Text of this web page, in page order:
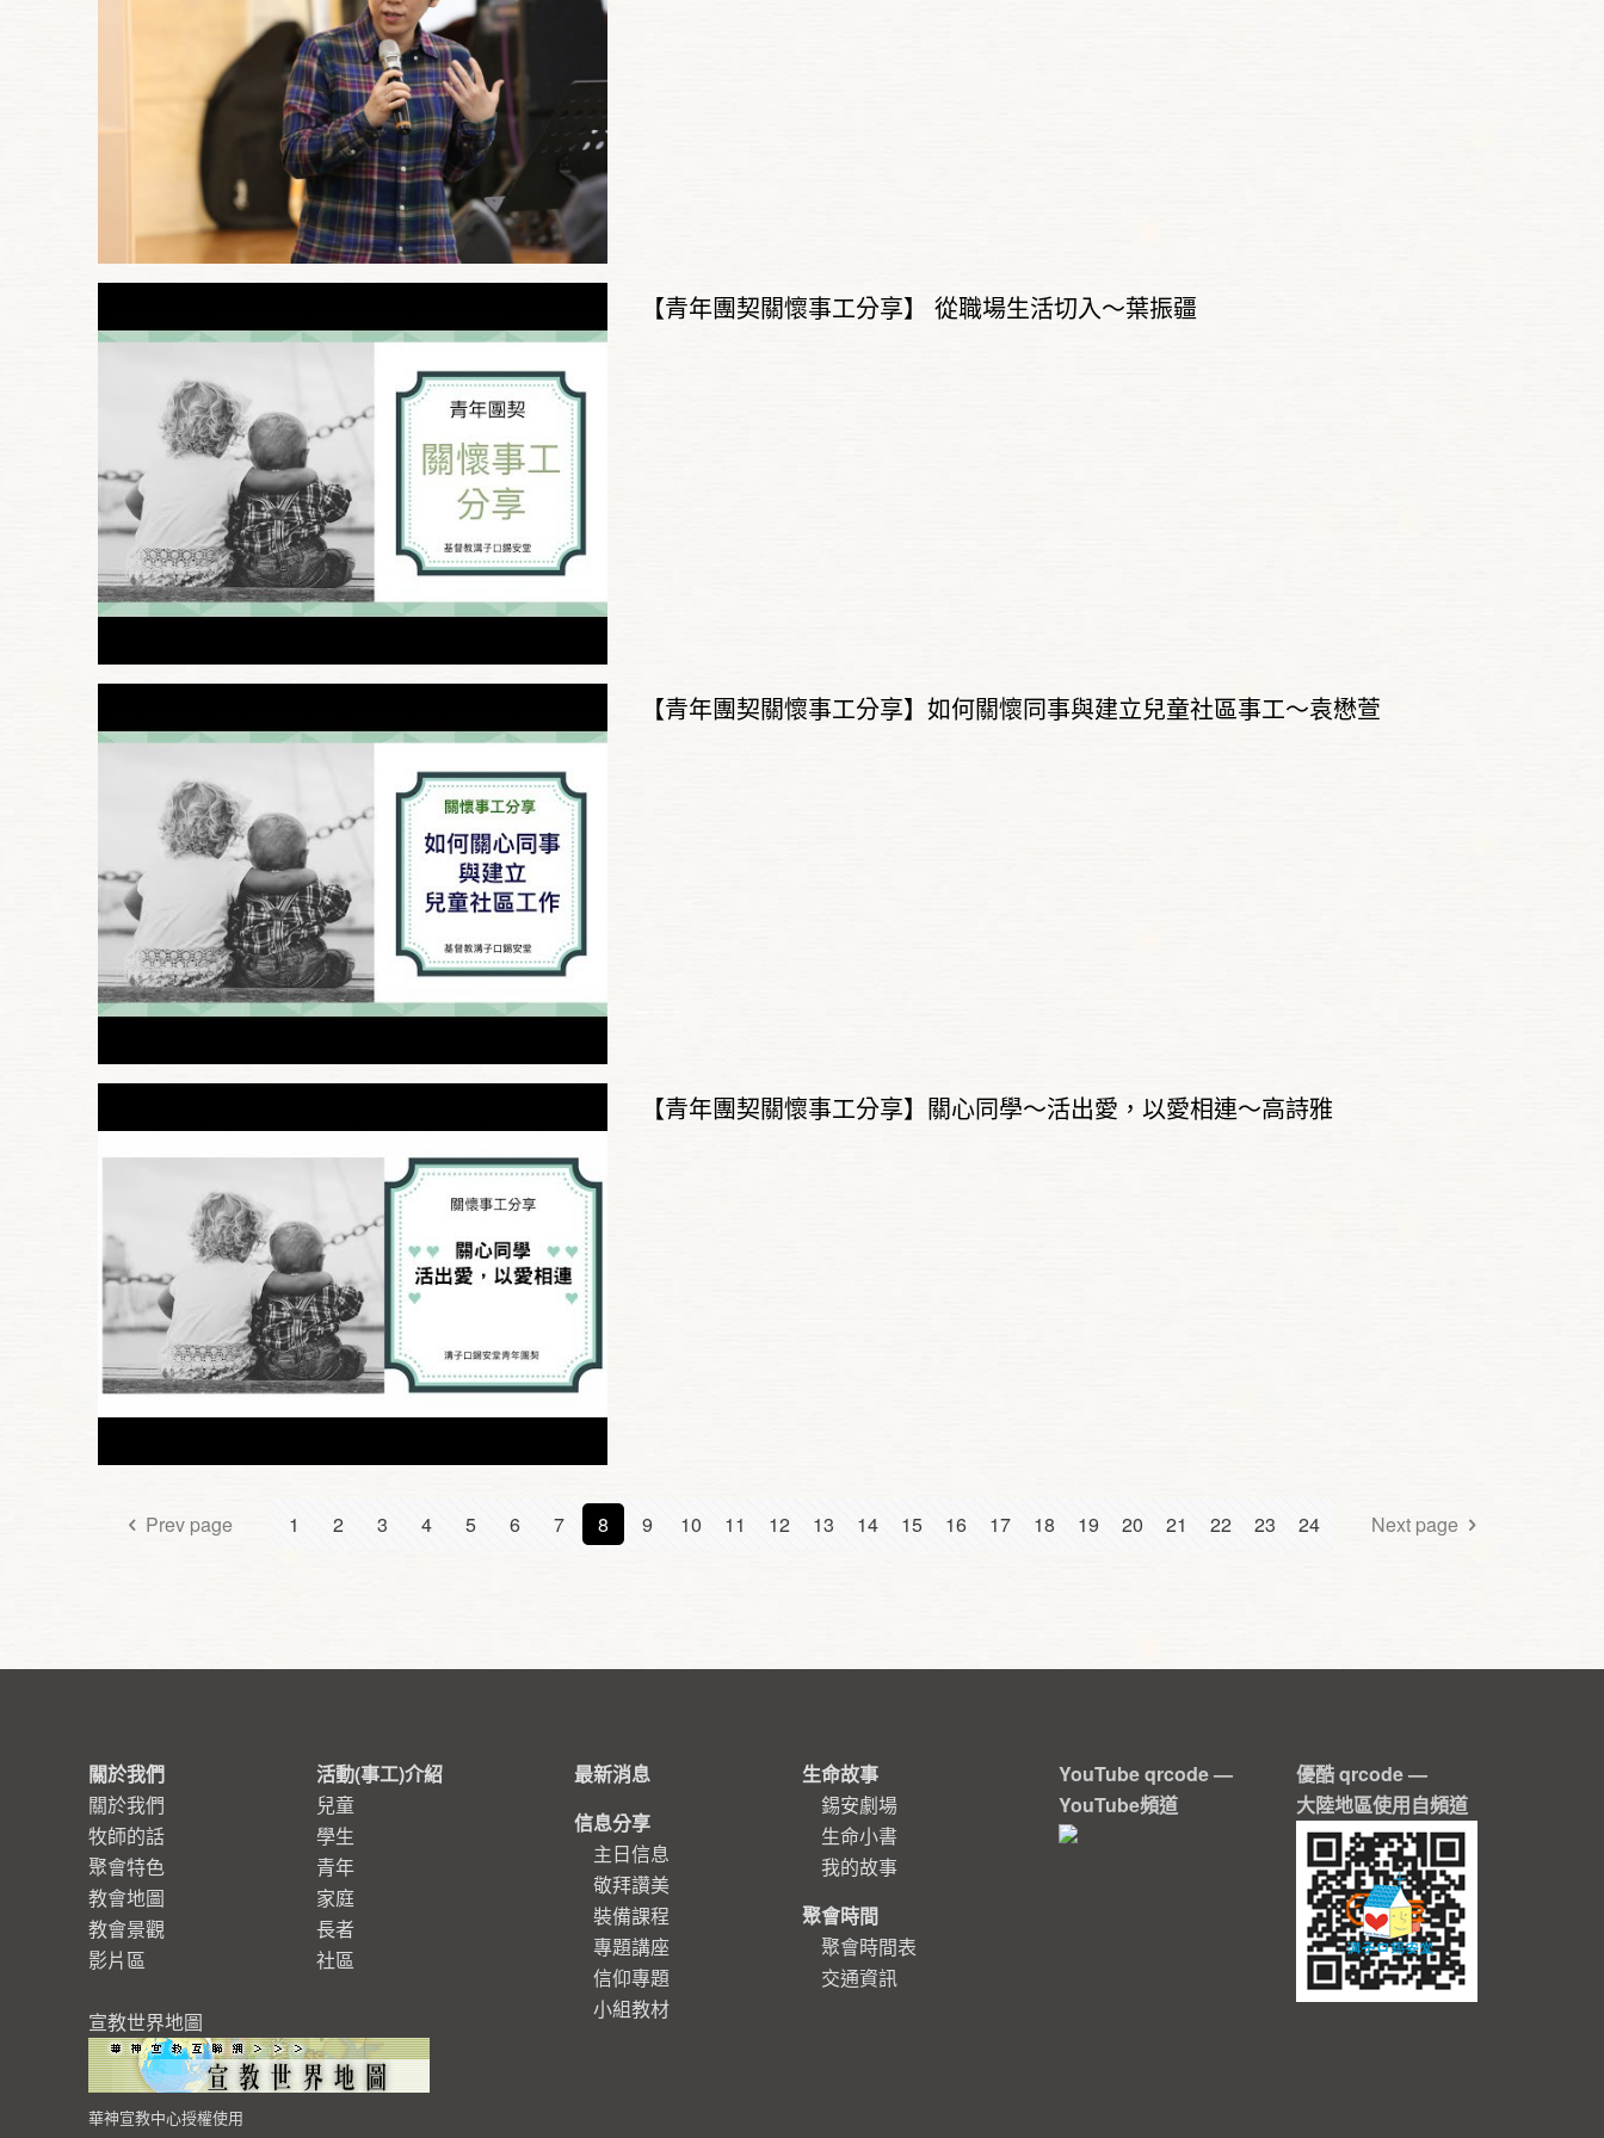
【青年團契關懷事工分享】 從職場生活切入～葉振疆
【青年團契關懷事工分享】如何關懷同事與建立兒童社區事工～袁懋萱
【青年團契關懷事工分享】關心同學～活出愛，以愛相連～高詩雅
Prev page 1 2 3 4 5 6 7 8 9 10 11 12 13 14 15 16 17 18 19 20 21 22 23 24 Next page
關於我們
關於我們
牧師的話
聚會特色
教會地圖
教會景觀
影片區
宣教世界地圖
華神宣教中心授權使用
活動(事工)介紹
兒童
學生
青年
家庭
長者
社區
最新消息
信息分享
主日信息
敬拜讚美
裝備課程
專題講座
信仰專題
小組教材
生命故事
錫安劇場
生命小書
我的故事
聚會時間
聚會時間表
交通資訊
YouTube qrcode —
YouTube頻道
優酷 qrcode —
大陸地區使用自頻道